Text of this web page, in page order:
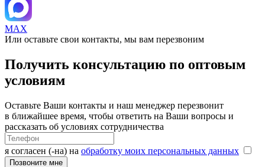
MAX
Или оставьте свои контакты, мы вам перезвоним
Получить консультацию по оптовым
условиям
Оставьте Ваши контакты и наш менеджер перезвонит
в ближайшее время, чтобы ответить на Ваши вопросы и
рассказать об условиях сотрудничества
я согласен (-на) на обработку моих персональных данных